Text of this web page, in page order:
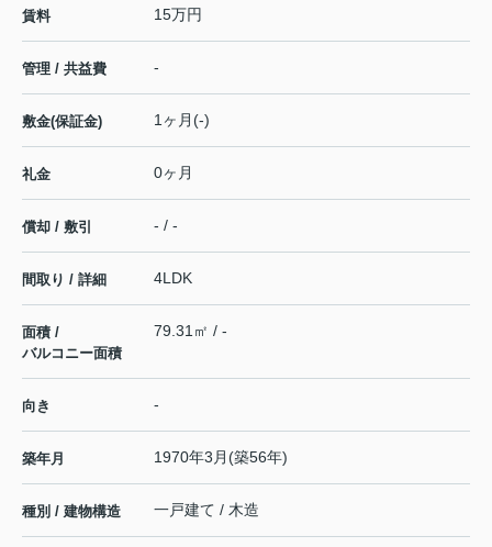
賃料 15万円
管理 / 共益費 -
敷金(保証金) 1ヶ月(-)
礼金 0ヶ月
償却 / 敷引 - / -
間取り / 詳細 4LDK
面積 /
バルコニー面積
79.31㎡ / -
向き -
築年月 1970年3月(築56年)
種別 / 建物構造 一戸建て / 木造